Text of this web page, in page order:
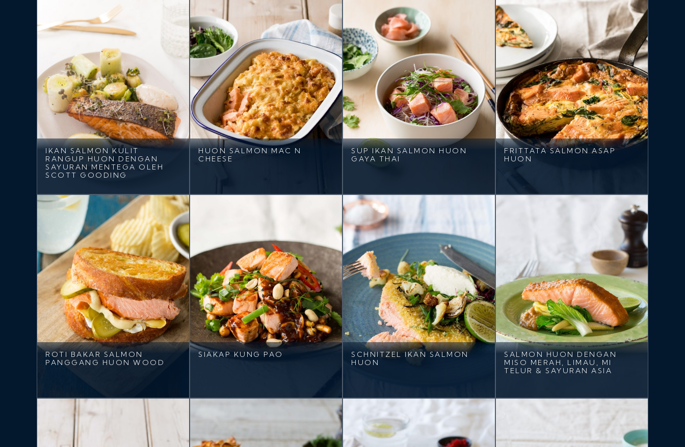
IKAN SALMON KULIT
RANGUP HUON DENGAN
SAYURAN MENTEGA OLEH
SCOTT GOODING
HUON SALMON MAC N
CHEESE
SUP IKAN SALMON HUON
GAYA THAI
FRITTATA SALMON ASAP
HUON
ROTI BAKAR SALMON
PANGGANG HUON WOOD
SIAKAP KUNG PAO
SCHNITZEL IKAN SALMON
HUON
SALMON HUON DENGAN
MISO MERAH, LIMAU, MI
TELUR & SAYURAN ASIA